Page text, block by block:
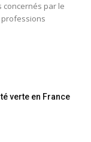
concernés par le
verte en France